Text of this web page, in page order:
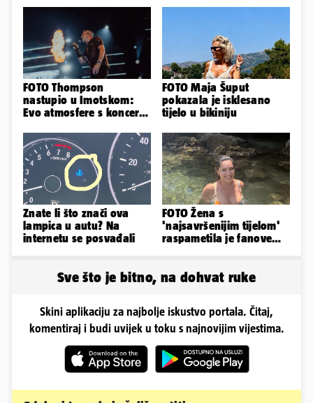
FOTO Thompson
nastupio u Imotskom:
Evo atmosfere s koncerta
FOTO Maja Šuput
pokazala je isklesano
tijelo u bikiniju
Znate li što znači ova
lampica u autu? Na
internetu se posvađali
FOTO Žena s
'najsavršenijim tijelom'
raspametila je fanove
Sve što je bitno, na dohvat ruke
Skini aplikaciju za najbolje iskustvo portala. Čitaj,
komentiraj i budi uvijek u toku s najnovijim vijestima.